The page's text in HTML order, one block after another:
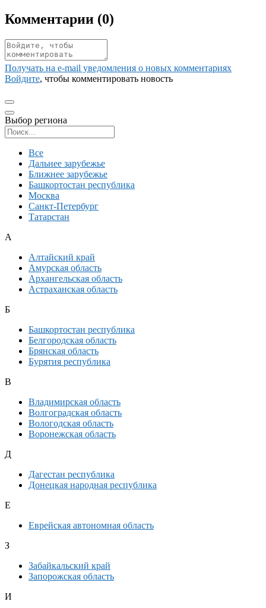
Комментарии (0)
Получать на e‑mail уведомления о новых комментариях
Войдите, чтобы комментировать новость
Выбор региона
Все
Дальнее зарубежье
Ближнее зарубежье
Башкортостан республика
Москва
Санкт-Петербург
Татарстан
А
Алтайский край
Амурская область
Архангельская область
Астраханская область
Б
Башкортостан республика
Белгородская область
Брянская область
Бурятия республика
В
Владимирская область
Волгоградская область
Вологодская область
Воронежская область
Д
Дагестан республика
Донецкая народная республика
Е
Еврейская автономная область
З
Забайкальский край
Запорожская область
И